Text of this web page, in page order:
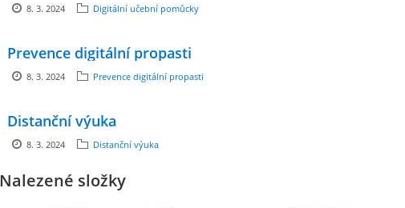
8. 3. 2024 Digitální učební pomůcky
Prevence digitální propasti
8. 3. 2024 Prevence digitální propasti
Distanční výuka
8. 3. 2024 Distanční výuka
Nalezené složky